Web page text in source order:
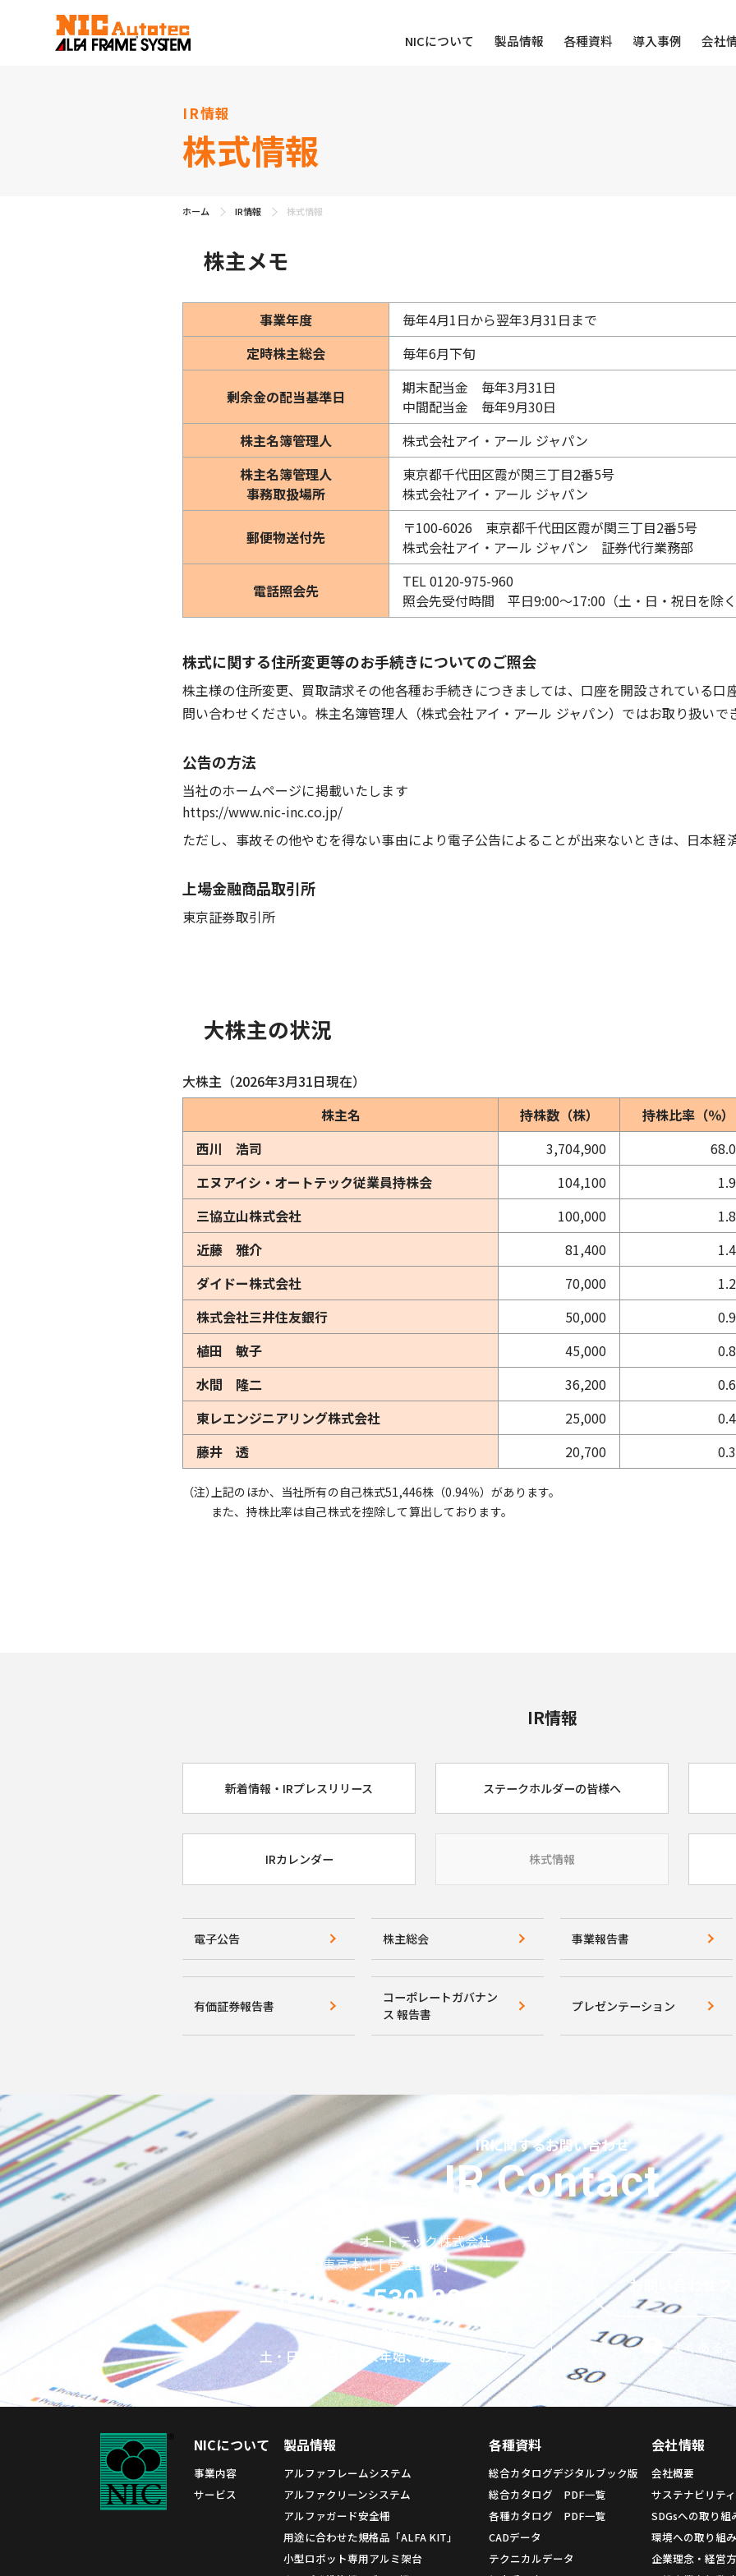
NICについて 製品情報 各種資料 導入事例 会社
IR情報
株式情報
ホーム IR情報 株式情報
株主メモ
事業年度
毎年4月1日から翌年3月31日まで
定時株主総会
毎年6月下旬
剰余金の配当基準日
期末配当金 毎年3月31日
中間配当金 毎年9月30日
株主名簿管理人
株式会社アイ・アール ジャパン
株主名簿管理人
事務取扱場所
東京都千代田区霞が関三丁目2番5号
株式会社アイ・アール ジャパン
郵便物送付先
〒100-6026 東京都千代田区霞が関三丁目2番5号
株式会社アイ・アール ジャパン 証券代行業務部
電話照会先
TEL 0120-975-960
照会先受付時間 平日9:00～17:00（土・日・祝日を除く
株式に関する住所変更等のお手続きについてのご照会
株主様の住所変更、買取請求その他各種お手続きにつきましては、口座を開設されている口
問い合わせください。株主名簿管理人（株式会社アイ・アール ジャパン）ではお取り扱いで
公告の方法
当社のホームページに掲載いたします
https://www.nic-inc.co.jp/
ただし、事故その他やむを得ない事由により電子公告によることが出来ないときは、日本経
上場金融商品取引所
東京証券取引所
大株主の状況
大株主（2026年3月31日現在）
株主名
持株数（株）
持株比率（％）
西川 浩司
3,704,900
エヌアイシ・オートテック従業員持株会
104,100
三協立山株式会社
100,000
近藤 雅介
81,400
ダイドー株式会社
70,000
株式会社三井住友銀行
50,000
植田 敏子
45,000
水間 隆二
36,200
東レエンジニアリング株式会社
25,000
藤井 透
20,700
（注）上記のほか、当社所有の自己株式51,446株（0.94％）があります。
また、持株比率は自己株式を控除して算出しております。
IR情報
新着情報・IRプレスリリース ステークホルダーの皆様へ
IRカレンダー 株式情報
電子公告 株主総会 事業報告書
有価証券報告書
コーポレートガバナン
ス 報告書
プレゼンテーション
IRに関するお問い合わせ
IR Contact
エヌアイシ・オートテック株式会社
東京本社 [ 管理部宛 ]
TEL 03-5530-8066
9:00~17:00
土・日・祝日、年末年始、お盆休みは除く
お問い合わせフ
よくあるご
NICについて
事業内容
サービス
製品情報
アルファフレームシステム
アルファクリーンシステム
アルファガード安全柵
用途に合わせた規格品「ALFA KIT」
小型ロボット専用アルミ架台
各種資料
総合カタログデジタルブック版
総合カタログ PDF一覧
各種カタログ PDF一覧
CADデータ
テクニカルデータ
会社情報
会社概要
サステナビリティ
SDGsへの取り組
環境への取り組み
企業理念・経営